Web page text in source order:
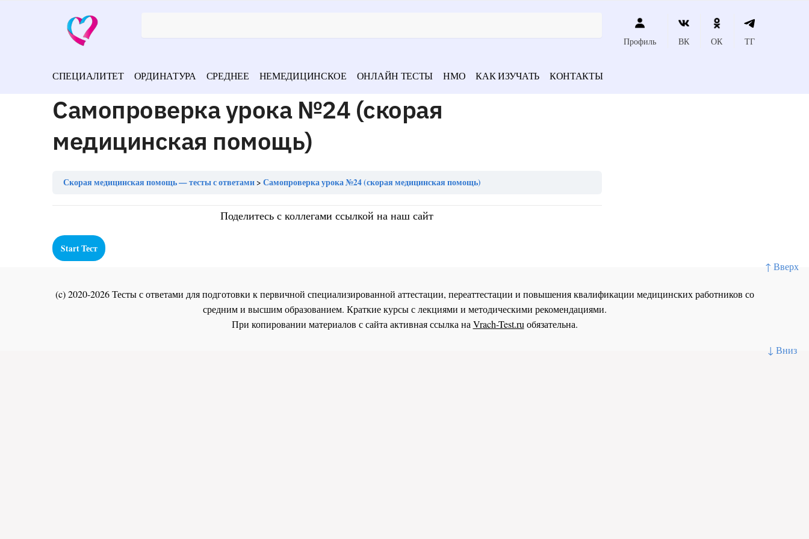
↑ Вверх
↓ Вниз
Профиль ВК ОК ТГ
СПЕЦИАЛИТЕТ ОРДИНАТУРА СРЕДНЕЕ НЕМЕДИЦИНСКОЕ ОНЛАЙН ТЕСТЫ НМО КАК ИЗУЧАТЬ КОНТАКТЫ
Самопроверка урока №24 (скорая
медицинская помощь)
Скорая медицинская помощь — тесты с ответами Самопроверка урока №24 (скорая медицинская помощь)
Поделитесь с коллегами ссылкой на наш сайт
(c) 2020-2026 Тесты с ответами для подготовки к первичной специализированной аттестации, переаттестации и повышения квалификации медицинских работников со
средним и высшим образованием. Краткие курсы с лекциями и методическими рекомендациями.
При копировании материалов с сайта активная ссылка на Vrach-Test.ru обязательна.